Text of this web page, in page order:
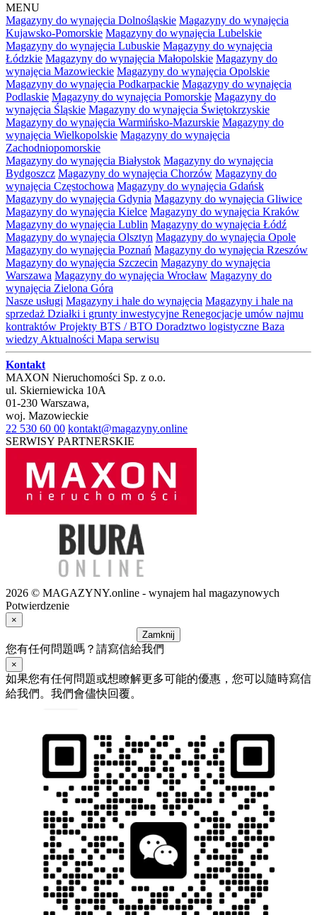
MENU
Magazyny do wynajęcia Dolnośląskie Magazyny do wynajęcia
Kujawsko-Pomorskie Magazyny do wynajęcia Lubelskie
Magazyny do wynajęcia Lubuskie Magazyny do wynajęcia
Łódzkie Magazyny do wynajęcia Małopolskie Magazyny do
wynajęcia Mazowieckie Magazyny do wynajęcia Opolskie
Magazyny do wynajęcia Podkarpackie Magazyny do wynajęcia
Podlaskie Magazyny do wynajęcia Pomorskie Magazyny do
wynajęcia Śląskie Magazyny do wynajęcia Świętokrzyskie
Magazyny do wynajęcia Warmińsko-Mazurskie Magazyny do
wynajęcia Wielkopolskie Magazyny do wynajęcia
Zachodniopomorskie
Magazyny do wynajęcia Białystok Magazyny do wynajęcia
Bydgoszcz Magazyny do wynajęcia Chorzów Magazyny do
wynajęcia Częstochowa Magazyny do wynajęcia Gdańsk
Magazyny do wynajęcia Gdynia Magazyny do wynajęcia Gliwice
Magazyny do wynajęcia Kielce Magazyny do wynajęcia Kraków
Magazyny do wynajęcia Lublin Magazyny do wynajęcia Łódź
Magazyny do wynajęcia Olsztyn Magazyny do wynajęcia Opole
Magazyny do wynajęcia Poznań Magazyny do wynajęcia Rzeszów
Magazyny do wynajęcia Szczecin Magazyny do wynajęcia
Warszawa Magazyny do wynajęcia Wrocław Magazyny do
wynajęcia Zielona Góra
Nasze usługi Magazyny i hale do wynajęcia Magazyny i hale na
sprzedaż Działki i grunty inwestycyjne Renegocjacje umów najmu
kontraktów Projekty BTS / BTO Doradztwo logistyczne Baza
wiedzy Aktualności Mapa serwisu
Kontakt
MAXON Nieruchomości Sp. z o.o.
ul. Skierniewicka 10A
01-230 Warszawa,
woj. Mazowieckie
22 530 60 00 kontakt@magazyny.online
SERWISY PARTNERSKIE
2026 © MAGAZYNY.online - wynajem hal magazynowych
Potwierdzenie
×
Zamknij
您有任何問題嗎？請寫信給我們
×
如果您有任何問題或想瞭解更多可能的優惠，您可以隨時寫信
給我們。我們會儘快回覆。